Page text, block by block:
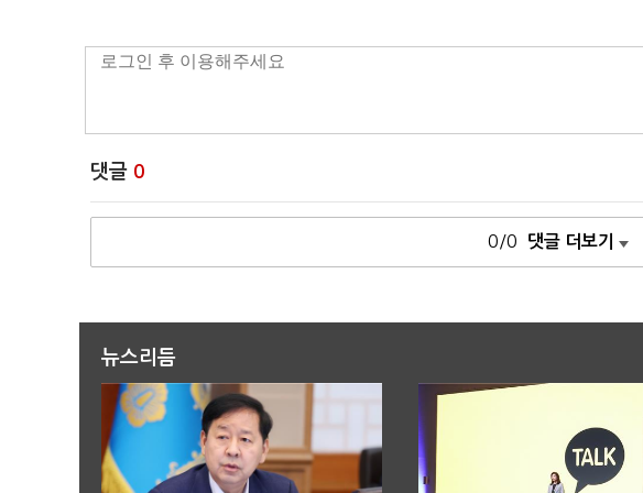
댓글 0
0/0 댓글 더보기
뉴스리듬